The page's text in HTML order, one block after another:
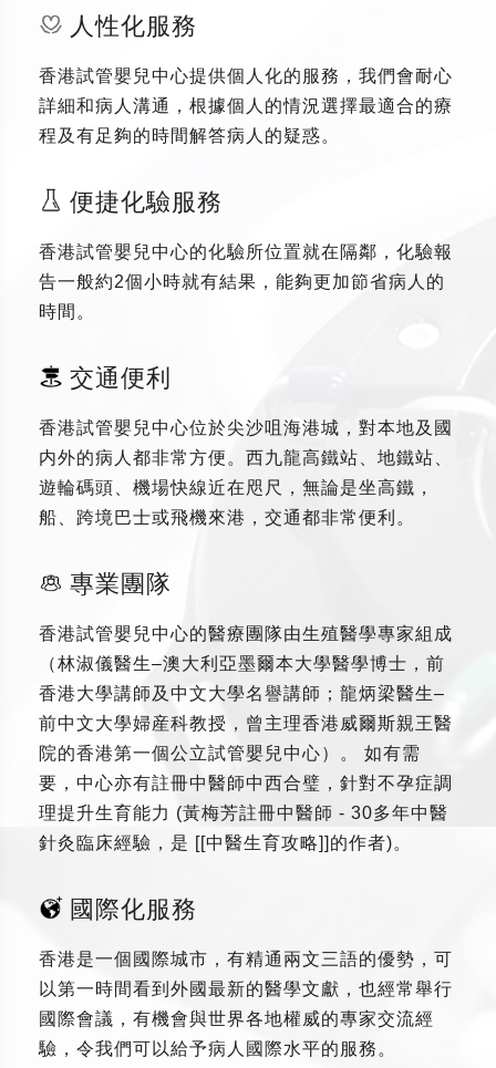
人性化服務
香港試管嬰兒中心提供個人化的服務，我們會耐心
詳細和病人溝通，根據個人的情況選擇最適合的療
程及有足夠的時間解答病人的疑惑。
便捷化驗服務
香港試管嬰兒中心的化驗所位置就在隔鄰，化驗報
告一般約2個小時就有結果，能夠更加節省病人的
時間。
交通便利
香港試管嬰兒中心位於尖沙咀海港城，對本地及國
内外的病人都非常方便。西九龍高鐵站、地鐵站、
遊輪碼頭、機場快線近在咫尺，無論是坐高鐵，
船、跨境巴士或飛機來港，交通都非常便利。
專業團隊
香港試管嬰兒中心的醫療團隊由生殖醫學專家組成
（林淑儀醫生–澳大利亞墨爾本大學醫學博士，前
香港大學講師及中文大學名譽講師；龍炳梁醫生–
前中文大學婦産科教授，曾主理香港威爾斯親王醫
院的香港第一個公立試管嬰兒中心）。 如有需
要，中心亦有註冊中醫師中西合璧，針對不孕症調
理提升生育能力 (黃梅芳註冊中醫師 - 30多年中醫
針灸臨床經驗，是 [[中醫生育攻略]]的作者)。
國際化服務
香港是一個國際城市，有精通兩文三語的優勢，可
以第一時間看到外國最新的醫學文獻，也經常舉行
國際會議，有機會與世界各地權威的專家交流經
驗，令我們可以給予病人國際水平的服務。